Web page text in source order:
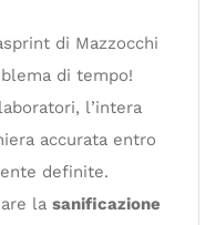
di Mazzocchi
di tempo!
l’intera
accurata entro
definite.
la sanificazione